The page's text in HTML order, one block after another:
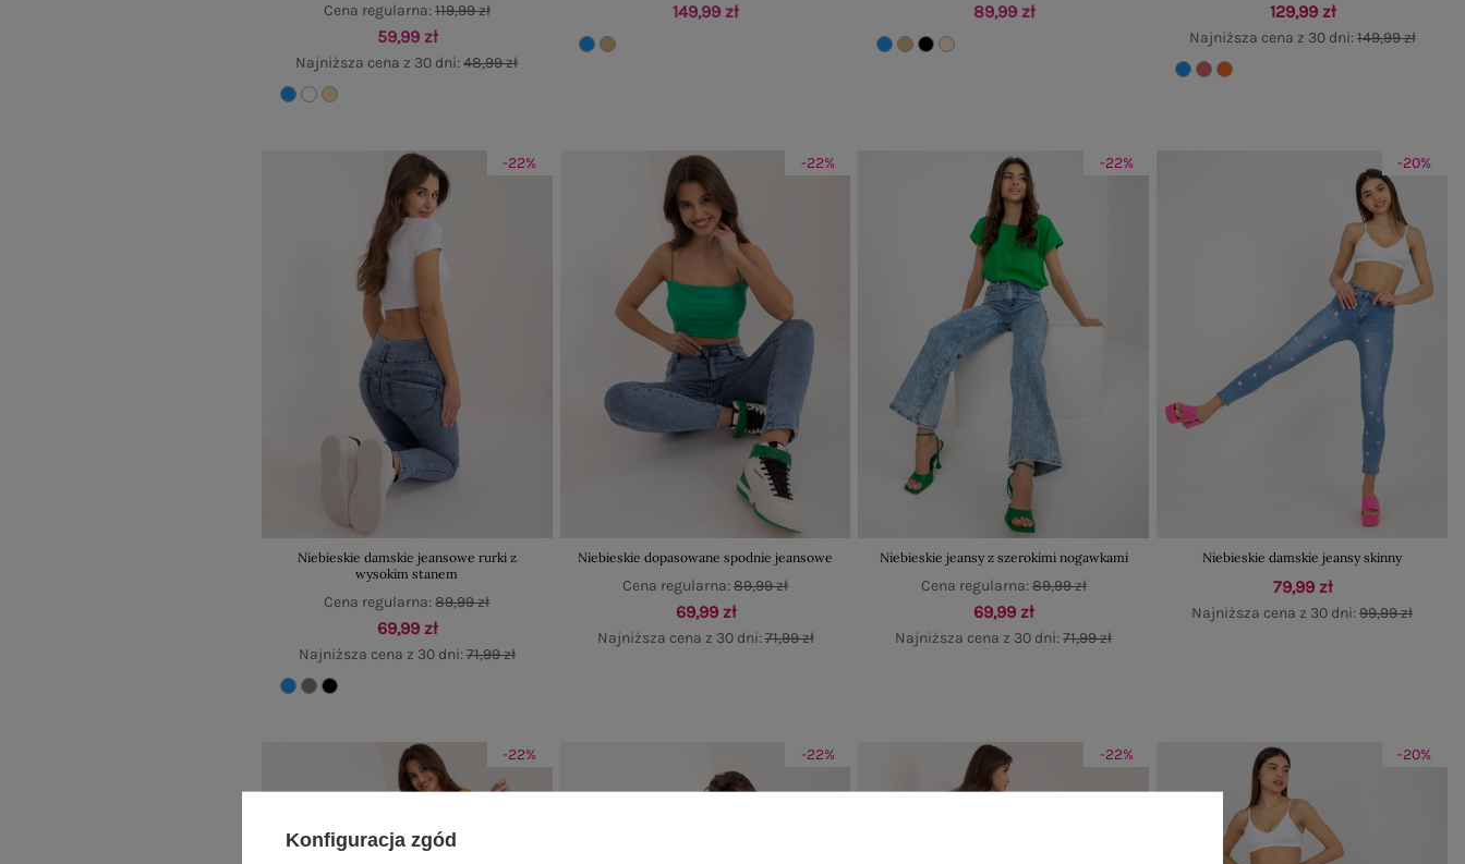
59,99 zł
Najniższa cena z 30 dni:48,99 zł
Cena regularna:119,99 zł 149,99 zł 89,99 zł 129,99 zł
Najniższa cena z 30 dni:149,99 zł
-22%
Niebieskie damskie jeansowe rurki z
wysokim stanem
69,99 zł
Najniższa cena z 30 dni:71,99 zł
Cena regularna:89,99 zł
-22%
Niebieskie dopasowane spodnie jeansowe
69,99 zł
Najniższa cena z 30 dni:71,99 zł
Cena regularna:89,99 zł
-22%
Niebieskie jeansy z szerokimi nogawkami
69,99 zł
Najniższa cena z 30 dni:71,99 zł
Cena regularna:89,99 zł
-20%
Niebieskie damskie jeansy skinny
79,99 zł
Najniższa cena z 30 dni:99,99 zł
-22% -22% -22% -20%
Konfiguracja zgód